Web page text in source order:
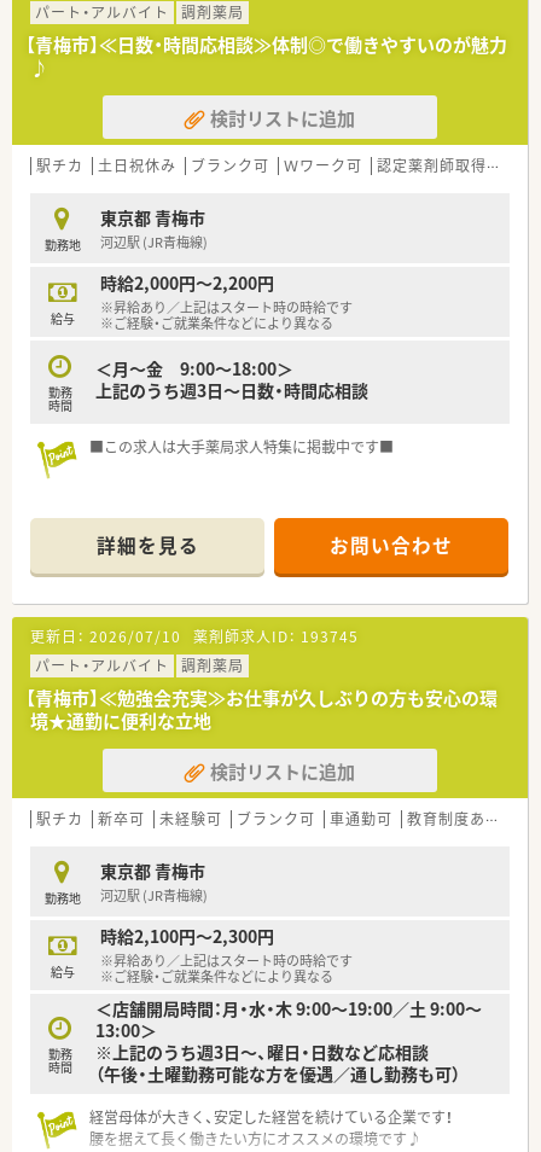
パート・アルバイト
調剤薬局
【青梅市】≪日数・時間応相談≫体制◎で働きやすいのが魅力
♪
検討リストに追加
駅チカ 土日祝休み ブランク可 Ｗワーク可 認定薬剤師取得支援あり
勤務地
東京都 青梅市
河辺駅 (JR青梅線)
給与
時給2,000円～2,200円
※昇給あり／上記はスタート時の時給です
※ご経験・ご就業条件などにより異なる
勤務
時間
＜月～金 9:00～18:00＞
上記のうち週3日～日数・時間応相談
■この求人は大手薬局求人特集に掲載中です■
詳細を見る お問い合わせ
更新日： 2026/07/10 薬剤師求人ID： 193745
パート・アルバイト
調剤薬局
【青梅市】≪勉強会充実≫お仕事が久しぶりの方も安心の環
境★通勤に便利な立地
検討リストに追加
駅チカ 新卒可 未経験可 ブランク可 車通勤可 教育制度あり
勤務地
東京都 青梅市
河辺駅 (JR青梅線)
給与
時給2,100円～2,300円
※昇給あり／上記はスタート時の時給です
※ご経験・ご就業条件などにより異なる
勤務
時間
＜店舗開局時間：月・水・木 9:00～19:00／土 9:00～
13:00＞
※上記のうち週3日～、曜日・日数など応相談
（午後・土曜勤務可能な方を優遇／通し勤務も可）
経営母体が大きく、安定した経営を続けている企業です！
腰を据えて長く働きたい方にオススメの環境です♪